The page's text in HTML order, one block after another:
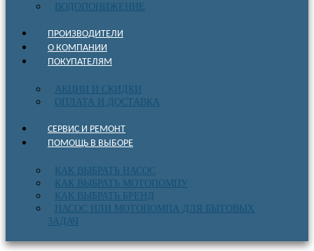
ВОДОПОНИЖЕНИЕ
ПРОИЗВОДИТЕЛИ
О КОМПАНИИ
ПОКУПАТЕЛЯМ
АКЦИИ И СКИДКИ
ОПЛАТА И ДОСТАВКА
СЕРВИС И РЕМОНТ
ПОМОЩЬ В ВЫБОРЕ
КАК ВЫБРАТЬ НАСОС
КАК ВЫБРАТЬ МОТОПОМПУ
КАК ВЫБРАТЬ БРЕНД
НАСОС ИЛИ МОТОПОМПА ДЛЯ БЫТОВЫХ
ЗАДАЧ